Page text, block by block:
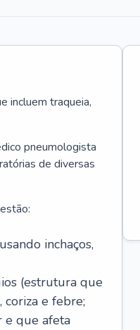
incluem traqueia,
pneumologista
de diversas
inchaços,
(estrutura que
coriza e febre;
e que afeta